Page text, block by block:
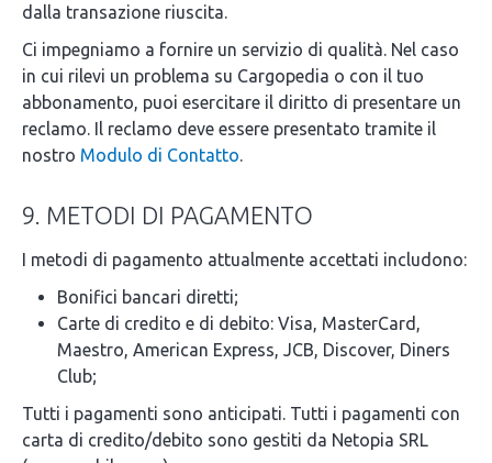
dalla transazione riuscita.
Ci impegniamo a fornire un servizio di qualità. Nel caso
in cui rilevi un problema su Cargopedia o con il tuo
abbonamento, puoi esercitare il diritto di presentare un
reclamo. Il reclamo deve essere presentato tramite il
nostro Modulo di Contatto.
9. METODI DI PAGAMENTO
I metodi di pagamento attualmente accettati includono:
Bonifici bancari diretti;
Carte di credito e di debito: Visa, MasterCard,
Maestro, American Express, JCB, Discover, Diners
Club;
Tutti i pagamenti sono anticipati. Tutti i pagamenti con
carta di credito/debito sono gestiti da Netopia SRL